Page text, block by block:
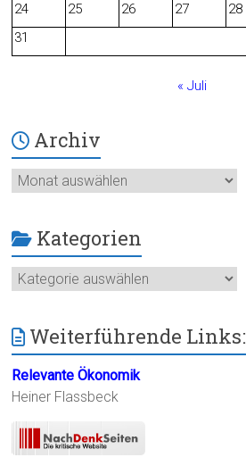
24
25 26 27 28
31
« Juli
Archiv
Archiv
Kategorien
Kategorien
Weiterführende Links:
Relevante Ökonomik
Heiner Flassbeck